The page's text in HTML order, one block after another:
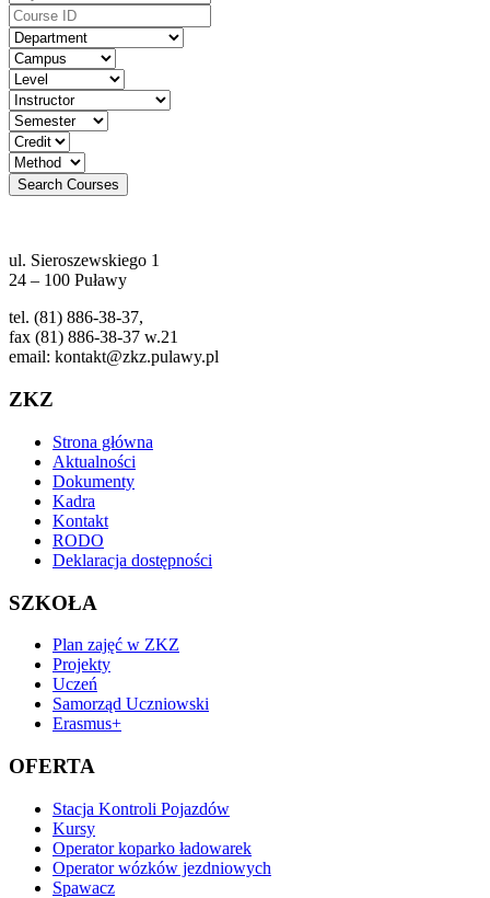
ul. Sieroszewskiego 1
24 – 100 Puławy
tel. (81) 886-38-37,
fax (81) 886-38-37 w.21
email: kontakt@zkz.pulawy.pl
ZKZ
Strona główna
Aktualności
Dokumenty
Kadra
Kontakt
RODO
Deklaracja dostępności
SZKOŁA
Plan zajęć w ZKZ
Projekty
Uczeń
Samorząd Uczniowski
Erasmus+
OFERTA
Stacja Kontroli Pojazdów
Kursy
Operator koparko ładowarek
Operator wózków jezdniowych
Spawacz